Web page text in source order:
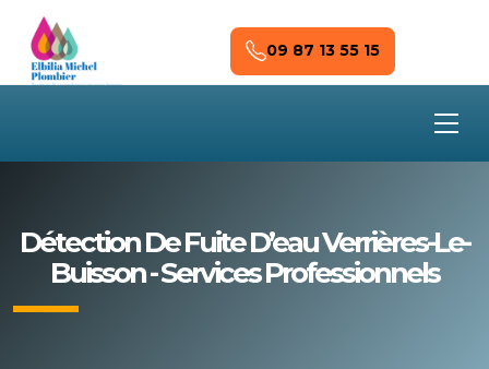
Skip to main content
09 87 13 55 15
Détection De Fuite D’eau Verrières-Le-
Buisson - Services Professionnels